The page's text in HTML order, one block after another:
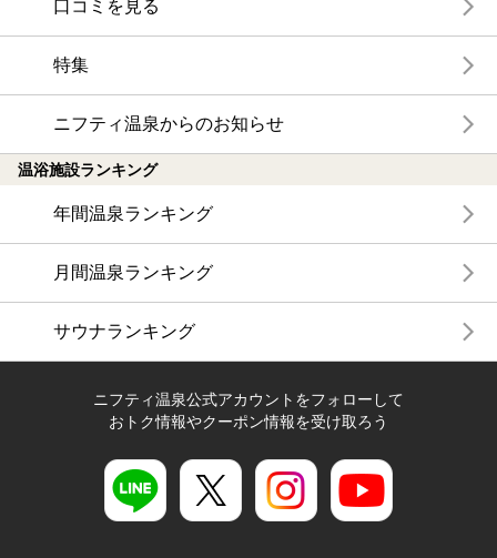
口コミを見る
特集
ニフティ温泉からのお知らせ
温浴施設ランキング
年間温泉ランキング
月間温泉ランキング
サウナランキング
ニフティ温泉公式アカウントをフォローして
おトク情報やクーポン情報を受け取ろう